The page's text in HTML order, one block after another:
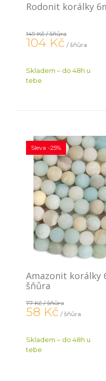
Rodonit korálky
149 Kč/ šňůra
104 Kč / šňůra
Skladem – do 48h u
tebe
Amazonit korálky
šňůra
Sleva -25%
77 Kč/ šňůra
58 Kč / šňůra
Skladem – do 48h u
tebe